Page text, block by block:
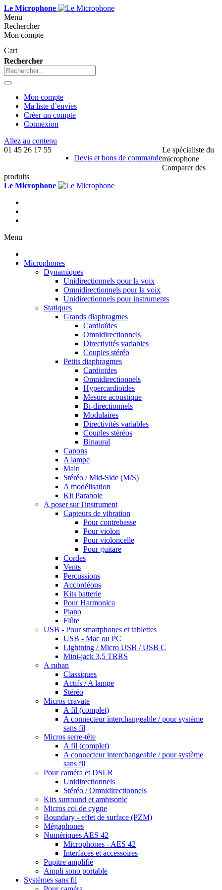
Le Microphone
Menu
Rechercher
Mon compte
Cart
Rechercher
Mon compte
Ma liste d’envies
Créer un compte
Connexion
Allez au contenu
01 45 26 17 55
Devis et bons de commande
Le spécialiste du
microphone
Comparer des
produits
Le Microphone
Menu
Microphones
Dynamiques
Unidirectionnels pour la voix
Omnidirectionnels pour la voix
Unidirectionnels pour instruments
Statiques
Grands diaphragmes
Cardioïdes
Omnidirectionnels
Directivités variables
Couples stéréo
Petits diaphragmes
Cardioïdes
Omnidirectionnels
Hypercardioïdes
Mesure acoustique
Bi-directionnels
Modulaires
Directivités variables
Couples stéréos
Binaural
Canons
A lampe
Main
Stéréo / Mid-Side (M/S)
A modélisation
Kit Parabole
A poser sur l'instrument
Capteurs de vibration
Pour contrebasse
Pour violon
Pour violoncelle
Pour guitare
Cordes
Vents
Percussions
Accordéons
Kits batterie
Pour Harmonica
Piano
Flûte
USB - Pour smartphones et tablettes
USB - Mac ou PC
Lightning / Micro USB / USB C
Mini-jack 3,5 TRRS
A ruban
Classiques
Actifs / A lampe
Stéréo
Micros cravate
A fil (complet)
A connecteur interchangeable / pour système
sans fil
Micros serre-tête
A fil (complet)
A connecteur interchangeable / pour système
sans fil
Pour caméra et DSLR
Unidirectionnels
Stéréo / Omnidirectionnels
Kits surround et ambisonic
Micros col de cygne
Boundary - effet de surface (PZM)
Mégaphones
Numériques AES 42
Microphones - AES 42
Interfaces et accessoires
Pupitre amplifié
Ampli sono portable
Systèmes sans fil